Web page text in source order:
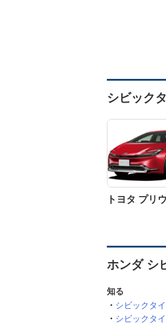
シビック
トヨタ プリ
ホンダ シ
知る
シビックタ
シビックタ